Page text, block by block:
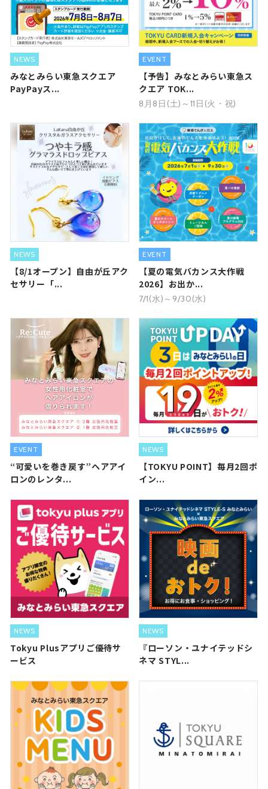
NEWS
みなとみらい東急スクエア
PayPayス...
EVENT
【予告】みなとみらい東急ス
クエア TOK...
8月8日(土)～11日(火・祝)
NEWS
【8/1オープン】自由が丘アク
セサリー「...
EVENT
【夏の電気バカンス大作戦
2026】お出か...
7/1(水)～9/30(水)
EVENT
“可愛いを巻き戻す”ヘアアイ
ロンのレンタ...
NEWS
【TOKYU POINT】毎月2回ポ
イン...
NEWS
Tokyu Plusアプリご優待サ
ービス
NEWS
『ローソン・ユナイテッドシ
ネマ STYL...